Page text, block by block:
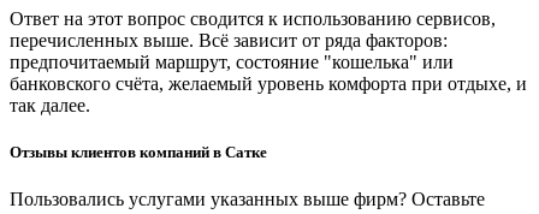
Ответ на этот вопрос сводится к использованию сервисов,
перечисленных выше. Всё зависит от ряда факторов:
предпочитаемый маршрут, состояние "кошелька" или
банковского счёта, желаемый уровень комфорта при отдыхе, и
так далее.
Отзывы клиентов компаний в Сатке
Пользовались услугами указанных выше фирм? Оставьте